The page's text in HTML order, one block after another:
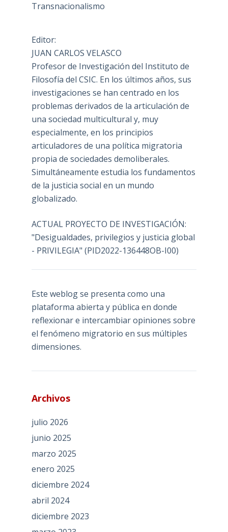
Transnacionalismo
Editor:
JUAN CARLOS VELASCO
Profesor de Investigación del Instituto de
Filosofía del CSIC. En los últimos años, sus
investigaciones se han centrado en los
problemas derivados de la articulación de
una sociedad multicultural y, muy
especialmente, en los principios
articuladores de una política migratoria
propia de sociedades demoliberales.
Simultáneamente estudia los fundamentos
de la justicia social en un mundo
globalizado.
ACTUAL PROYECTO DE INVESTIGACIÓN:
"Desigualdades, privilegios y justicia global
- PRIVILEGIA" (PID2022-136448OB-I00)
Este weblog se presenta como una
plataforma abierta y pública en donde
reflexionar e intercambiar opiniones sobre
el fenómeno migratorio en sus múltiples
dimensiones.
Archivos
julio 2026
junio 2025
marzo 2025
enero 2025
diciembre 2024
abril 2024
diciembre 2023